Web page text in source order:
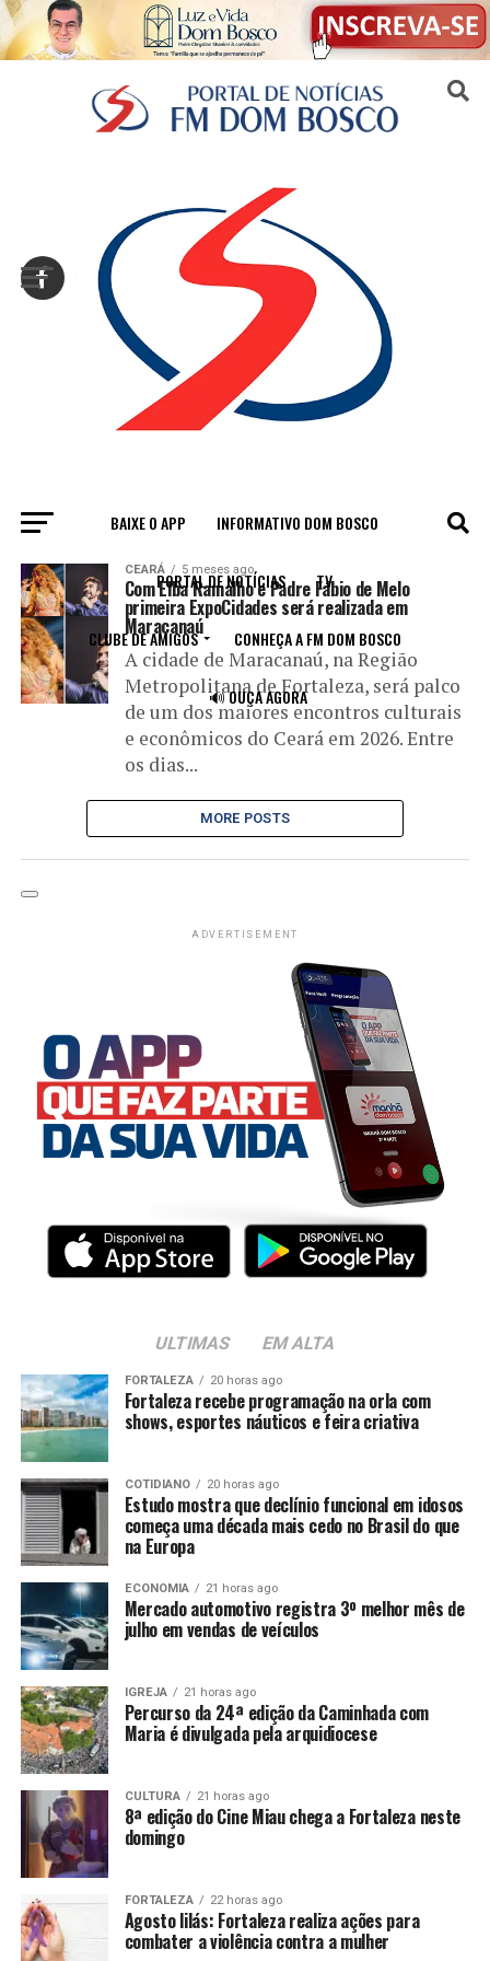
BAIXE O APP INFORMATIVO DOM BOSCO
PORTAL DE NOTÍCIAS TV
CLUBE DE AMIGOS CONHEÇA A FM DOM BOSCO
🔊 OUÇA AGORA
All posts tagged "ExpoCidades"
CEARÁ 5 meses ago
Com Elba Ramalho e Padre Fábio de Melo
primeira ExpoCidades será realizada em
Maracanaú
A cidade de Maracanaú, na Região
Metropolitana de Fortaleza, será palco
de um dos maiores encontros culturais
e econômicos do Ceará em 2026. Entre
os dias...
MORE POSTS
ADVERTISEMENT
ULTIMAS EM ALTA
FORTALEZA 20 horas ago
Fortaleza recebe programação na orla com
shows, esportes náuticos e feira criativa
COTIDIANO 20 horas ago
Estudo mostra que declínio funcional em idosos
começa uma década mais cedo no Brasil do que
na Europa
ECONOMIA 21 horas ago
Mercado automotivo registra 3º melhor mês de
julho em vendas de veículos
IGREJA 21 horas ago
Percurso da 24ª edição da Caminhada com
Maria é divulgada pela arquidiocese
CULTURA 21 horas ago
8ª edição do Cine Miau chega a Fortaleza neste
domingo
FORTALEZA 22 horas ago
Agosto lilás: Fortaleza realiza ações para
combater a violência contra a mulher
Sair da versão mobile